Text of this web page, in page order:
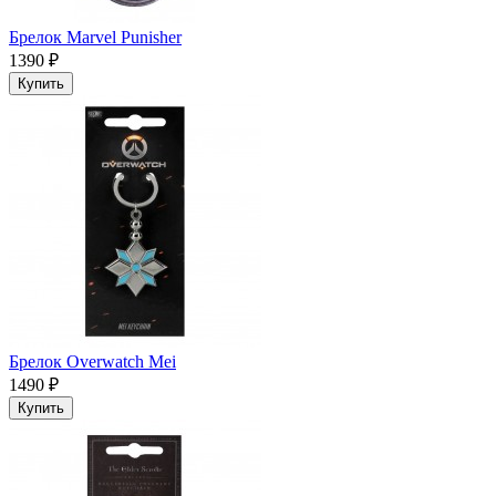
Брелок Marvel Punisher
1390 ₽
Купить
Брелок Overwatch Mei
1490 ₽
Купить